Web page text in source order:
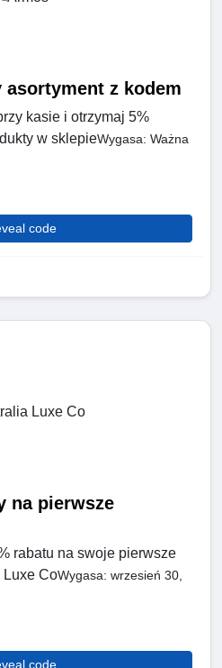
asortyment z kodem
kasie i otrzymaj 5%
w sklepieWygasa: Ważna
code
na pierwsze
rabatu na swoje pierwsze
Luxe CoWygasa: wrzesień 30,
code